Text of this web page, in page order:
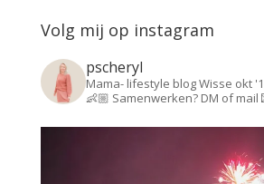
Volg mij op instagram
pscheryl
Mama- lifestyle blogWisse okt
👶🏼 Samenwerken? DM of mail